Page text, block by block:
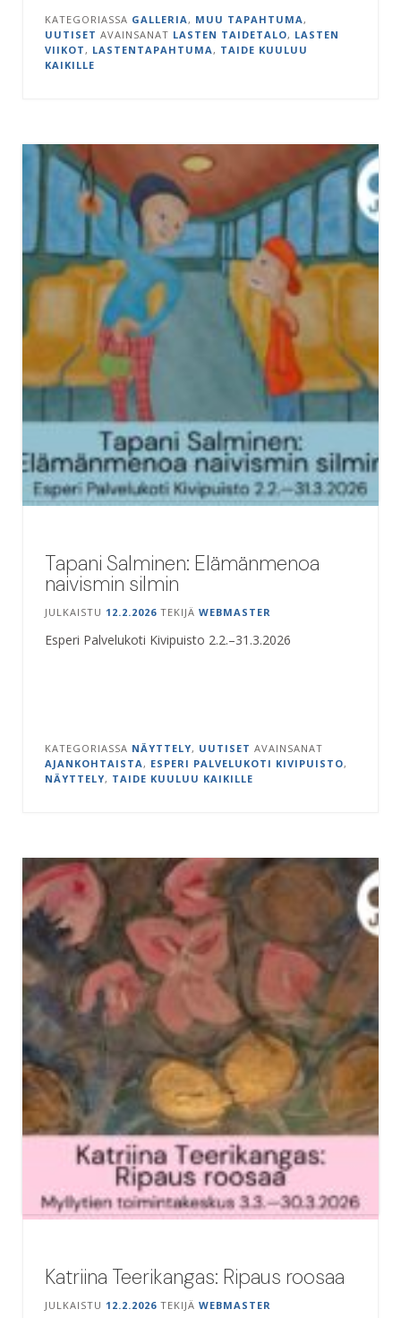
KATEGORIASSA GALLERIA , MUU TAPAHTUMA ,
UUTISET AVAINSANAT LASTEN TAIDETALO, LASTEN
VIIKOT , LASTENTAPAHTUMA , TAIDE KUULUU
KAIKILLE
Tapani Salminen: Elämänmenoa
naivismin silmin
JULKAISTU 12.2.2026 TEKIJÄ WEBMASTER
Esperi Palvelukoti Kivipuisto 2.2.–31.3.2026
KATEGORIASSA NÄYTTELY, UUTISET AVAINSANAT
AJANKOHTAISTA , ESPERI PALVELUKOTI KIVIPUISTO,
NÄYTTELY, TAIDE KUULUU KAIKILLE
Katriina Teerikangas: Ripaus roosaa
JULKAISTU 12.2.2026 TEKIJÄ WEBMASTER